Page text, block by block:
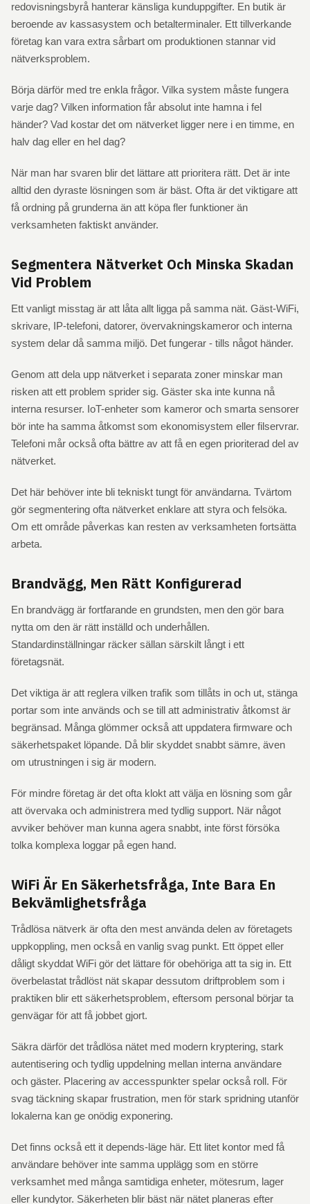
redovisningsbyrå hanterar känsliga kunduppgifter. En butik är
beroende av kassasystem och betalterminaler. Ett tillverkande
företag kan vara extra sårbart om produktionen stannar vid
nätverksproblem.
Börja därför med tre enkla frågor. Vilka system måste fungera
varje dag? Vilken information får absolut inte hamna i fel
händer? Vad kostar det om nätverket ligger nere i en timme, en
halv dag eller en hel dag?
När man har svaren blir det lättare att prioritera rätt. Det är inte
alltid den dyraste lösningen som är bäst. Ofta är det viktigare att
få ordning på grunderna än att köpa fler funktioner än
verksamheten faktiskt använder.
Segmentera Nätverket Och Minska Skadan
Vid Problem
Ett vanligt misstag är att låta allt ligga på samma nät. Gäst-WiFi,
skrivare, IP-telefoni, datorer, övervakningskameror och interna
system delar då samma miljö. Det fungerar - tills något händer.
Genom att dela upp nätverket i separata zoner minskar man
risken att ett problem sprider sig. Gäster ska inte kunna nå
interna resurser. IoT-enheter som kameror och smarta sensorer
bör inte ha samma åtkomst som ekonomisystem eller filservrar.
Telefoni mår också ofta bättre av att få en egen prioriterad del av
nätverket.
Det här behöver inte bli tekniskt tungt för användarna. Tvärtom
gör segmentering ofta nätverket enklare att styra och felsöka.
Om ett område påverkas kan resten av verksamheten fortsätta
arbeta.
Brandvägg, Men Rätt Konfigurerad
En brandvägg är fortfarande en grundsten, men den gör bara
nytta om den är rätt inställd och underhållen.
Standardinställningar räcker sällan särskilt långt i ett
företagsnät.
Det viktiga är att reglera vilken trafik som tillåts in och ut, stänga
portar som inte används och se till att administrativ åtkomst är
begränsad. Många glömmer också att uppdatera firmware och
säkerhetspaket löpande. Då blir skyddet snabbt sämre, även
om utrustningen i sig är modern.
För mindre företag är det ofta klokt att välja en lösning som går
att övervaka och administrera med tydlig support. När något
avviker behöver man kunna agera snabbt, inte först försöka
tolka komplexa loggar på egen hand.
WiFi Är En Säkerhetsfråga, Inte Bara En
Bekvämlighetsfråga
Trådlösa nätverk är ofta den mest använda delen av företagets
uppkoppling, men också en vanlig svag punkt. Ett öppet eller
dåligt skyddat WiFi gör det lättare för obehöriga att ta sig in. Ett
överbelastat trådlöst nät skapar dessutom driftproblem som i
praktiken blir ett säkerhetsproblem, eftersom personal börjar ta
genvägar för att få jobbet gjort.
Säkra därför det trådlösa nätet med modern kryptering, stark
autentisering och tydlig uppdelning mellan interna användare
och gäster. Placering av accesspunkter spelar också roll. För
svag täckning skapar frustration, men för stark spridning utanför
lokalerna kan ge onödig exponering.
Det finns också ett it depends-läge här. Ett litet kontor med få
användare behöver inte samma upplägg som en större
verksamhet med många samtidiga enheter, mötesrum, lager
eller kundytor. Säkerheten blir bäst när nätet planeras efter